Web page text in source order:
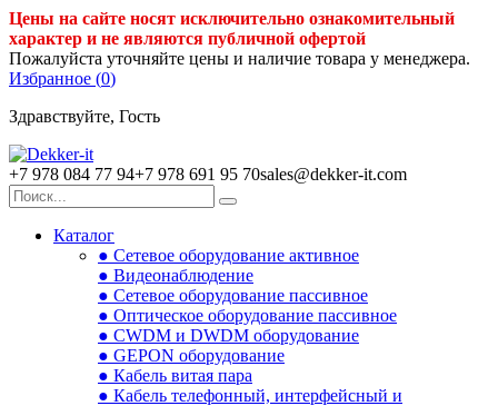
Цены на сайте носят исключительно ознакомительный
характер и не являются публичной офертой
Пожалуйста уточняйте цены и наличие товара у менеджера.
Избранное (0)
Здравствуйте, Гость
+7 978 084 77 94+7 978 691 95 70sales@dekker-it.com
Каталог
● Сетевое оборудование активное
● Видеонаблюдение
● Сетевое оборудование пассивное
● Оптическое оборудование пассивное
● CWDM и DWDM оборудование
● GEPON оборудование
● Кабель витая пара
● Кабель телефонный, интерфейсный и